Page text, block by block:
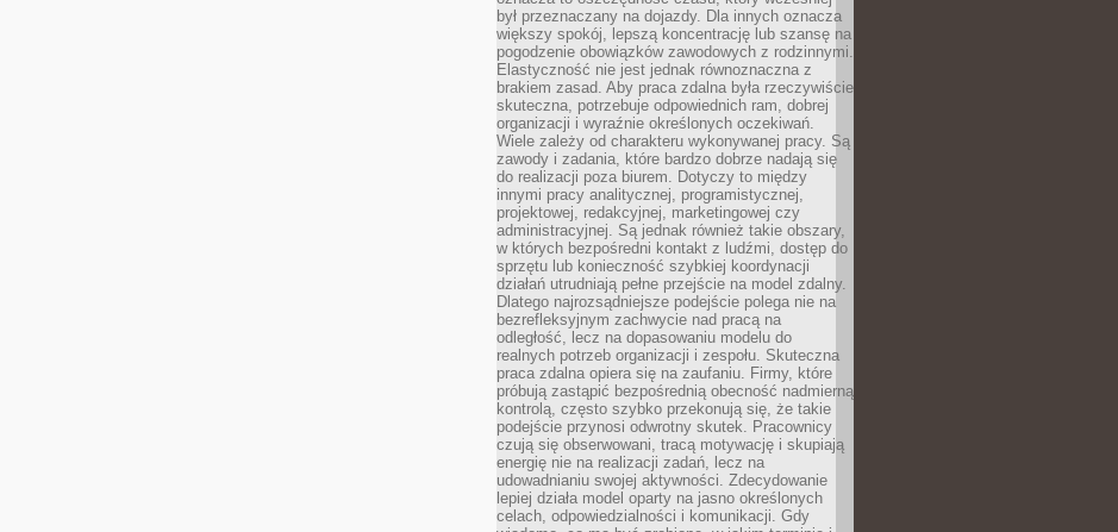
był przeznaczany na dojazdy. Dla innych oznacza
większy spokój, lepszą koncentrację lub szansę na
pogodzenie obowiązków zawodowych z rodzinnymi.
Elastyczność nie jest jednak równoznaczna z
brakiem zasad. Aby praca zdalna była rzeczywiście
skuteczna, potrzebuje odpowiednich ram, dobrej
organizacji i wyraźnie określonych oczekiwań.
Wiele zależy od charakteru wykonywanej pracy. Są
zawody i zadania, które bardzo dobrze nadają się
do realizacji poza biurem. Dotyczy to między
innymi pracy analitycznej, programistycznej,
projektowej, redakcyjnej, marketingowej czy
administracyjnej. Są jednak również takie obszary,
w których bezpośredni kontakt z ludźmi, dostęp do
sprzętu lub konieczność szybkiej koordynacji
działań utrudniają pełne przejście na model zdalny.
Dlatego najrozsądniejsze podejście polega nie na
bezrefleksyjnym zachwycie nad pracą na
odległość, lecz na dopasowaniu modelu do
realnych potrzeb organizacji i zespołu. Skuteczna
praca zdalna opiera się na zaufaniu. Firmy, które
próbują zastąpić bezpośrednią obecność nadmierną
kontrolą, często szybko przekonują się, że takie
podejście przynosi odwrotny skutek. Pracownicy
czują się obserwowani, tracą motywację i skupiają
energię nie na realizacji zadań, lecz na
udowadnianiu swojej aktywności. Zdecydowanie
lepiej działa model oparty na jasno określonych
celach, odpowiedzialności i komunikacji. Gdy